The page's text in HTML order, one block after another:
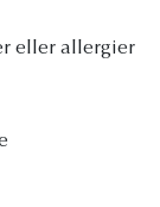
eller allergier